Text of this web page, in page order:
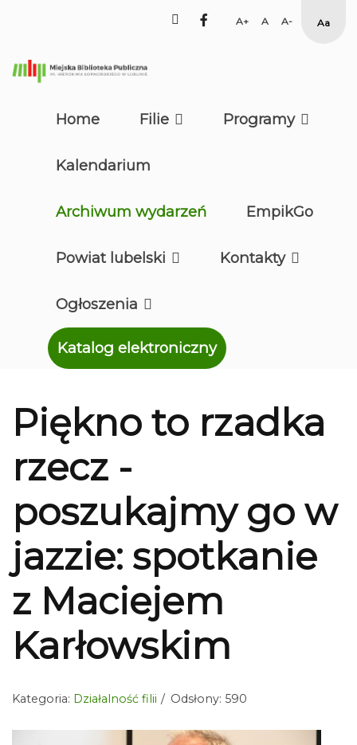
facebook
SetSet Set
Smaller
High
Home Filie Programy
Kalendarium
Archiwum wydarzeń EmpikGo
Powiat lubelski Kontakty
Ogłoszenia
Katalog elektroniczny
Piękno to rzadka
rzecz -
poszukajmy go w
jazzie: spotkanie
z Maciejem
Karłowskim
Kategoria: Działalność filii Odsłony: 590